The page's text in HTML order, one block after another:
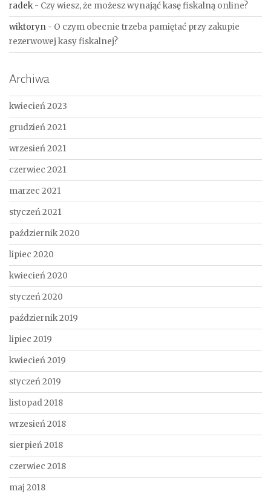
radek- Czy wiesz, że możesz wynająć kasę fiskalną online?
wiktoryn - O czym obecnie trzeba pamiętać przy zakupie
rezerwowej kasy fiskalnej?
Archiwa
kwiecień 2023
grudzień 2021
wrzesień 2021
czerwiec 2021
marzec 2021
styczeń 2021
październik 2020
lipiec 2020
kwiecień 2020
styczeń 2020
październik 2019
lipiec 2019
kwiecień 2019
styczeń 2019
listopad 2018
wrzesień 2018
sierpień 2018
czerwiec 2018
maj 2018